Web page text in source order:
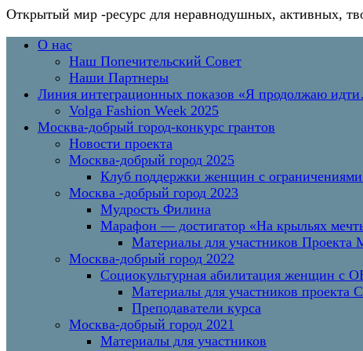
Открытый мир -ресурс для неравнодушных, активных,
Перейти
содержимому
Основное
О нас
Наш Попечительский Совет
Наши Партнеры
Линия интеграционных показов «Я продолжаю
Volga Fashion Week 2025
Москва-добрый город-конкурс грантов
Новости проекта
Москва-добрый город 2025
Клуб поддержки женщин с ограничениями
Москва -добрый город 2023
Мудрость Филина
Марафон — достигатор «На крыльях
Материалы для участников Проекта
Москва-добрый город 2022
Социокультурная абилитация женщин с
Материалы для участников проекта
Преподаватели курса
Москва-добрый город 2021
Материалы для участников